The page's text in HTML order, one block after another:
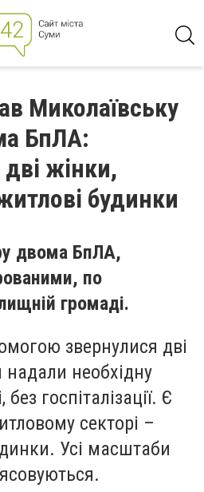
Миколаївську
БпЛА:
жінки,
будинки
двома БпЛА,
по
громаді.
звернулися дві
надали необхідну
госпіталізації. Є
секторі –
Усі масштаби